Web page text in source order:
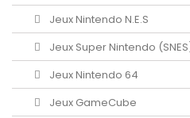
Jeux Nintendo N.E.S
Jeux Super Nintendo
Jeux Nintendo 64
Jeux GameCube